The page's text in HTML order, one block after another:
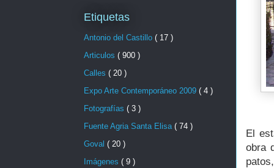
El
obra
Etiquetas
Antonio del Castillo ( 17 )
Articulos ( 900 )
Calles ( 20 )
Expo Arte Contemporáneo 2009 ( 4 )
Fotografías ( 3 )
Fuente Agria Santa Elisa ( 74 )
Goval ( 20 )
Imágenes ( 9 )